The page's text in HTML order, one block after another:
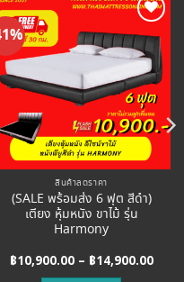
Add to
Wishlist
สินค้าลดราคา
(SALE พร้อมส่ง 6 ฟุต สีดำ)
เตียง หุ้มหนัง ขาไม้ รุ่น
Harmony
฿10,900.00 – ฿14,900.00Price